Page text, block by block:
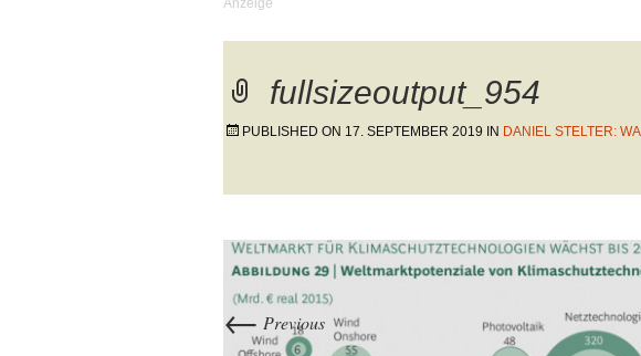
fullsizeoutput_954
PUBLISHED ON 17. SEPTEMBER 2019 IN DANIEL STELTER:
← Previous